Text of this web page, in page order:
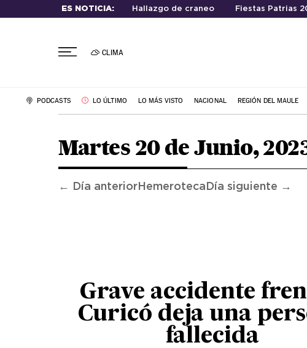
ES NOTICIA: Hallazgo de craneo Fiestas Patrias
CLIMA
PODCASTS LO ÚLTIMO LO MÁS VISTO NACIONAL REGIÓN DEL MAULE
Martes 20 de Junio,
← Día anteriorHemeroteca Día siguiente →
Grave accidente
Curicó deja una
fallecida